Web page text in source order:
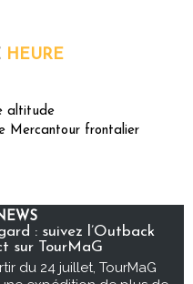
HEURE
altitude
Mercantour frontalier
: suivez l’Outback
sur TourMaG
du 24 juillet, TourMaG